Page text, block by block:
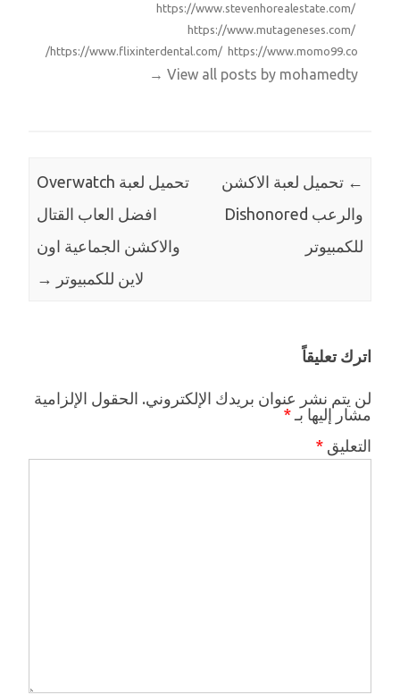
https://www.stevenhorealestate.com/
https://www.mutageneses.com/
https://www.flixinterdental.com/ https://www.momo99.co/
View all posts by mohamedty
→
← تحميل لعبة الاكشن
والرعب Dishonored
للكمبيوتر
تحميل لعبة Overwatch
افضل العاب القتال
والاكشن الجماعية اون
لاين للكمبيوتر →
اترك تعليقاً
لن يتم نشر عنوان بريدك الإلكتروني. الحقول الإلزامية
مشار إليها بـ *
التعليق *